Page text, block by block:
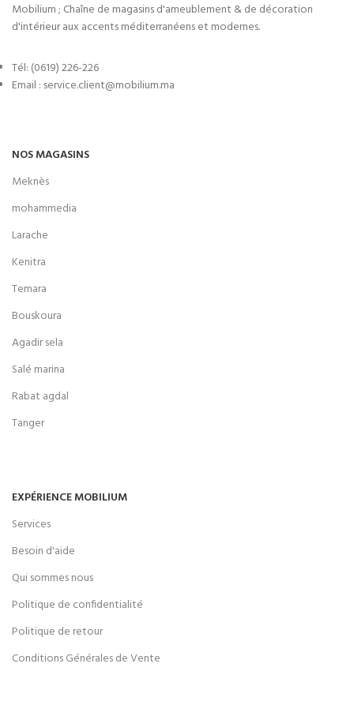
Mobilium ; Chaîne de magasins d'ameublement & de décoration
d'intérieur aux accents méditerranéens et modernes.
Tél: (0619) 226-226
Email : service.client@mobilium.ma
NOS MAGASINS
Meknès
mohammedia
Larache
Kenitra
Temara
Bouskoura
Agadir sela
Salé marina
Rabat agdal
Tanger
EXPÉRIENCE MOBILIUM
Services
Besoin d'aide
Qui sommes nous
Politique de confidentialité
Politique de retour
Conditions Générales de Vente